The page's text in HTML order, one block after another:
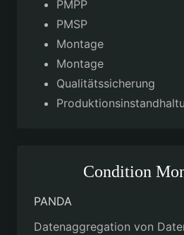
PMPP
PMSP
Montage
Montage
Qualitätssicherung
Condition
PANDA
Datenaggregation von